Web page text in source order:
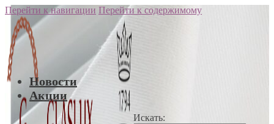
Перейти к навигации Перейти к содержимому
Новости
Акции
Искать: